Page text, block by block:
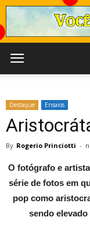
Destaque Ensaios
By Rogerio Princiotti -
O fotógrafo e artista
série de fotos em
pop como
sendo